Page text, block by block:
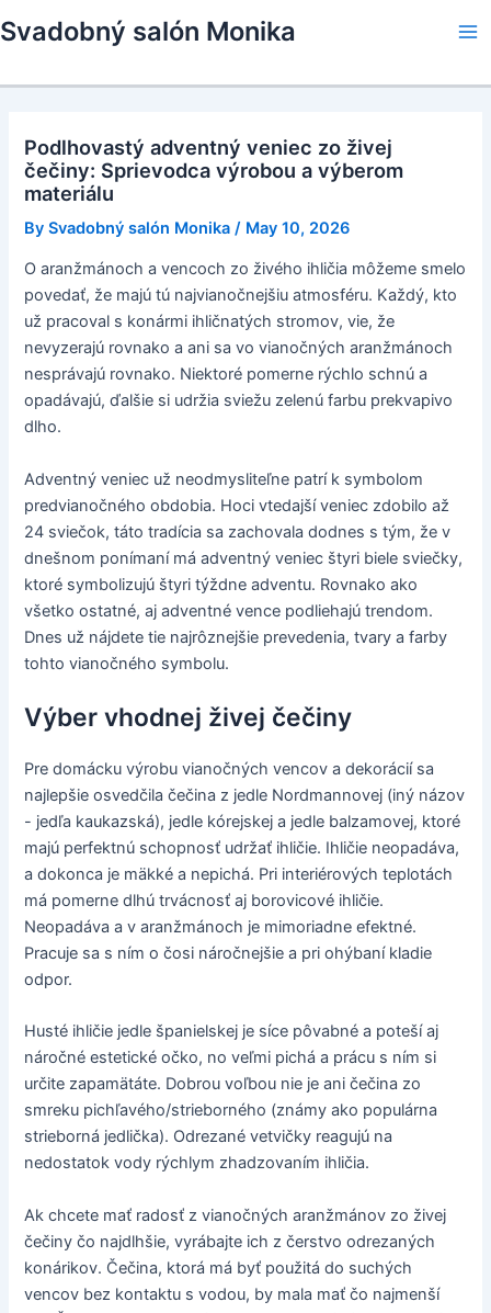
to
Svadobný salón Monika
Podlhovastý adventný veniec zo živej
čečiny: Sprievodca výrobou a výberom
materiálu
BySvadobný salón Monika / May 10, 2026
O aranžmánoch a vencoch zo živého ihličia môžeme smelo
povedať, že majú tú najvianočnejšiu atmosféru. Každý, kto
už pracoval s konármi ihličnatých stromov, vie, že
nevyzerajú rovnako a ani sa vo vianočných aranžmánoch
nesprávajú rovnako. Niektoré pomerne rýchlo schnú a
opadávajú, ďalšie si udržia sviežu zelenú farbu prekvapivo
dlho.
Adventný veniec už neodmysliteľne patrí k symbolom
predvianočného obdobia. Hoci vtedajší veniec zdobilo až
24 sviečok, táto tradícia sa zachovala dodnes s tým, že v
dnešnom ponímaní má adventný veniec štyri biele sviečky,
ktoré symbolizujú štyri týždne adventu. Rovnako ako
všetko ostatné, aj adventné vence podliehajú trendom.
Dnes už nájdete tie najrôznejšie prevedenia, tvary a farby
tohto vianočného symbolu.
Výber vhodnej živej čečiny
Pre domácku výrobu vianočných vencov a dekorácií sa
najlepšie osvedčila čečina z jedle Nordmannovej (iný názov
- jedľa kaukazská), jedle kórejskej a jedle balzamovej, ktoré
majú perfektnú schopnosť udržať ihličie. Ihličie neopadáva,
a dokonca je mäkké a nepichá. Pri interiérových teplotách
má pomerne dlhú trvácnosť aj borovicové ihličie.
Neopadáva a v aranžmánoch je mimoriadne efektné.
Pracuje sa s ním o čosi náročnejšie a pri ohýbaní kladie
odpor.
Husté ihličie jedle španielskej je síce pôvabné a poteší aj
náročné estetické očko, no veľmi pichá a prácu s ním si
určite zapamätáte. Dobrou voľbou nie je ani čečina zo
smreku pichľavého/strieborného (známy ako populárna
strieborná jedlička). Odrezané vetvičky reagujú na
nedostatok vody rýchlym zhadzovaním ihličia.
Ak chcete mať radosť z vianočných aranžmánov zo živej
čečiny čo najdlhšie, vyrábajte ich z čerstvo odrezaných
konárikov. Čečina, ktorá má byť použitá do suchých
vencov bez kontaktu s vodou, by mala mať čo najmenší